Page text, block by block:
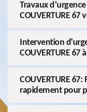
Travaux
COUVERTURE 67
Intervention
COUVERTURE
COUVERTURE
rapidement pour